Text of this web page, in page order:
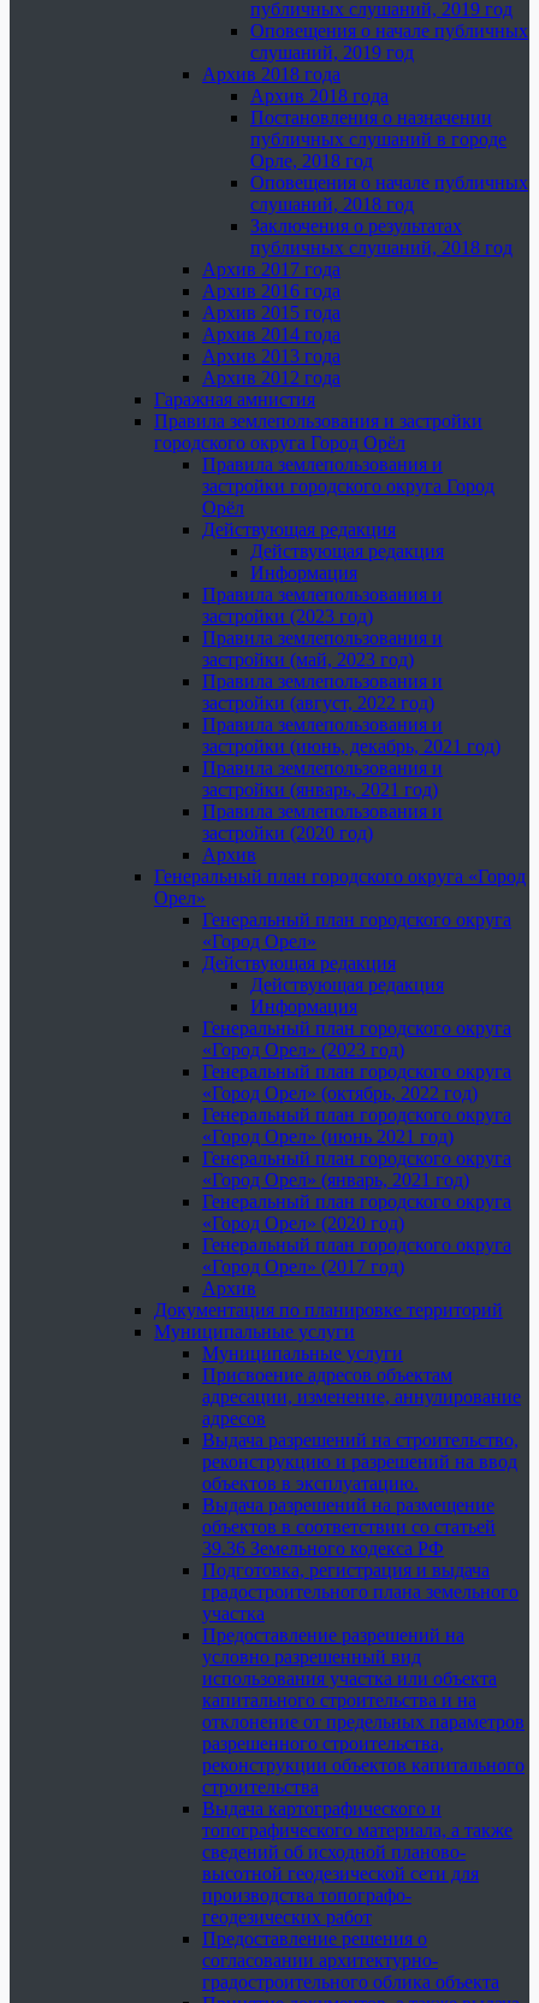
публичных слушаний, 2019 год
Оповещения о начале публичных
слушаний, 2019 год
Архив 2018 года
Архив 2018 года
Постановления о назначении
публичных слушаний в городе
Орле, 2018 год
Оповещения о начале публичных
слушаний, 2018 год
Заключения о результатах
публичных слушаний, 2018 год
Архив 2017 года
Архив 2016 года
Архив 2015 года
Архив 2014 года
Архив 2013 года
Архив 2012 года
Гаражная амнистия
Правила землепользования и застройки
городского округа Город Орёл
Правила землепользования и
застройки городского округа Город
Орёл
Действующая редакция
Действующая редакция
Информация
Правила землепользования и
застройки (2023 год)
Правила землепользования и
застройки (май, 2023 год)
Правила землепользования и
застройки (август, 2022 год)
Правила землепользования и
застройки (июнь, декабрь, 2021 год)
Правила землепользования и
застройки (январь, 2021 год)
Правила землепользования и
застройки (2020 год)
Архив
Генеральный план городского округа «Город
Орел»
Генеральный план городского округа
«Город Орел»
Действующая редакция
Действующая редакция
Информация
Генеральный план городского округа
«Город Орел» (2023 год)
Генеральный план городского округа
«Город Орел» (октябрь, 2022 год)
Генеральный план городского округа
«Город Орел» (июнь 2021 год)
Генеральный план городского округа
«Город Орел» (январь, 2021 год)
Генеральный план городского округа
«Город Орел» (2020 год)
Генеральный план городского округа
«Город Орел» (2017 год)
Архив
Документация по планировке территорий
Муниципальные услуги
Муниципальные услуги
Присвоение адресов объектам
адресации, изменение, аннулирование
адресов
Выдача разрешений на строительство,
реконструкцию и разрешений на ввод
объектов в эксплуатацию.
Выдача разрешений на размещение
объектов в соответствии со статьей
39.36 Земельного кодекса РФ
Подготовка, регистрация и выдача
градостроительного плана земельного
участка
Предоставление разрешений на
условно разрешенный вид
использования участка или объекта
капитального строительства и на
отклонение от предельных параметров
разрешенного строительства,
реконструкции объектов капитального
строительства
Выдача картографического и
топографического материала, а также
сведений об исходной планово-
высотной геодезической сети для
производства топографо-
геодезических работ
Предоставление решения о
согласовании архитектурно-
градостроительного облика объекта